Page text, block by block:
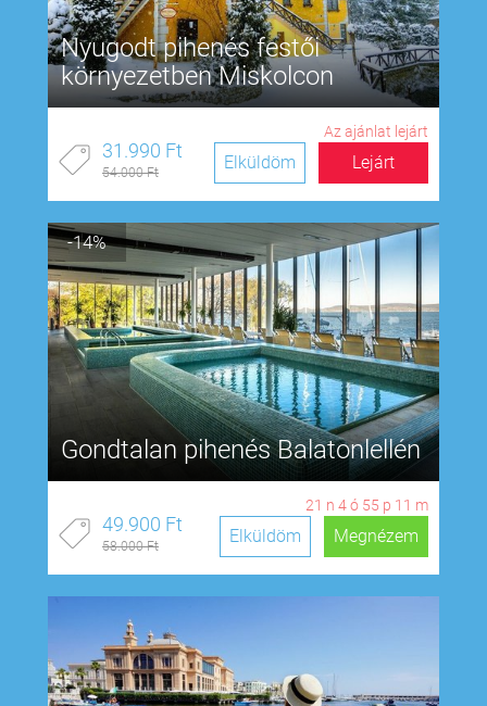
Nyugodt pihenés festői
környezetben Miskolcon
Az ajánlat lejárt
31.990 Ft
54.000 Ft Lejárt
Elküldöm
-14%
Gondtalan pihenés Balatonlellén
21 n 4ó 55 p 11 m
49.900 Ft
58.000 Ft Megnézem
Elküldöm